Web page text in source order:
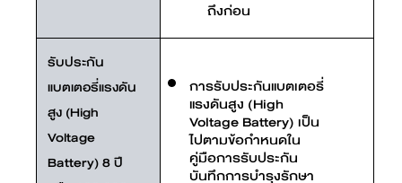
ถึงก่อน
รับประกัน
แบตเตอรี่แรงดัน
สูง (High
Voltage
Battery) 8 ปี
การรับประกันแบตเตอรี่
แรงดันสูง (High
Voltage Battery) เป็น
ไปตามข้อกำหนดใน
คู่มือการรับประกัน
บันทึกการบำรุงรักษา